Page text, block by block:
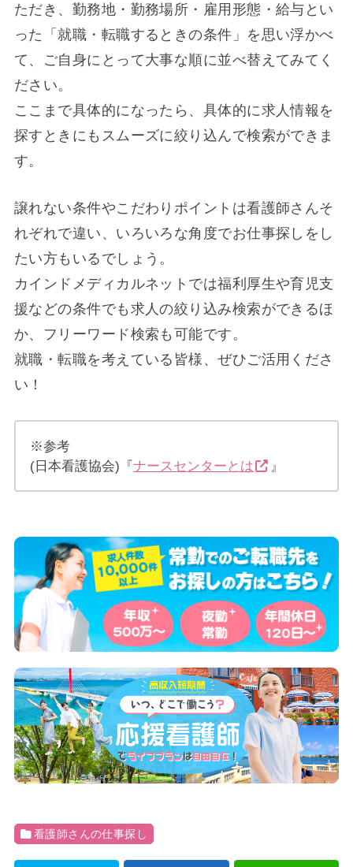
ただき、勤務地・勤務場所・雇用形態・給与とい
った「就職・転職するときの条件」を思い浮かべ
て、ご自身にとって大事な順に並べ替えてみてく
ださい。
ここまで具体的になったら、具体的に求人情報を
探すときにもスムーズに絞り込んで検索ができま
す。
譲れない条件やこだわりポイントは看護師さんそ
れぞれで違い、いろいろな角度でお仕事探しをし
たい方もいるでしょう。
カインドメディカルネットでは福利厚生や育児支
援などの条件でも求人の絞り込み検索ができるほ
か、フリーワード検索も可能です。
就職・転職を考えている皆様、ぜひご活用くださ
い！
※参考
(日本看護協会)『ナースセンターとは 』
看護師さんの仕事探し